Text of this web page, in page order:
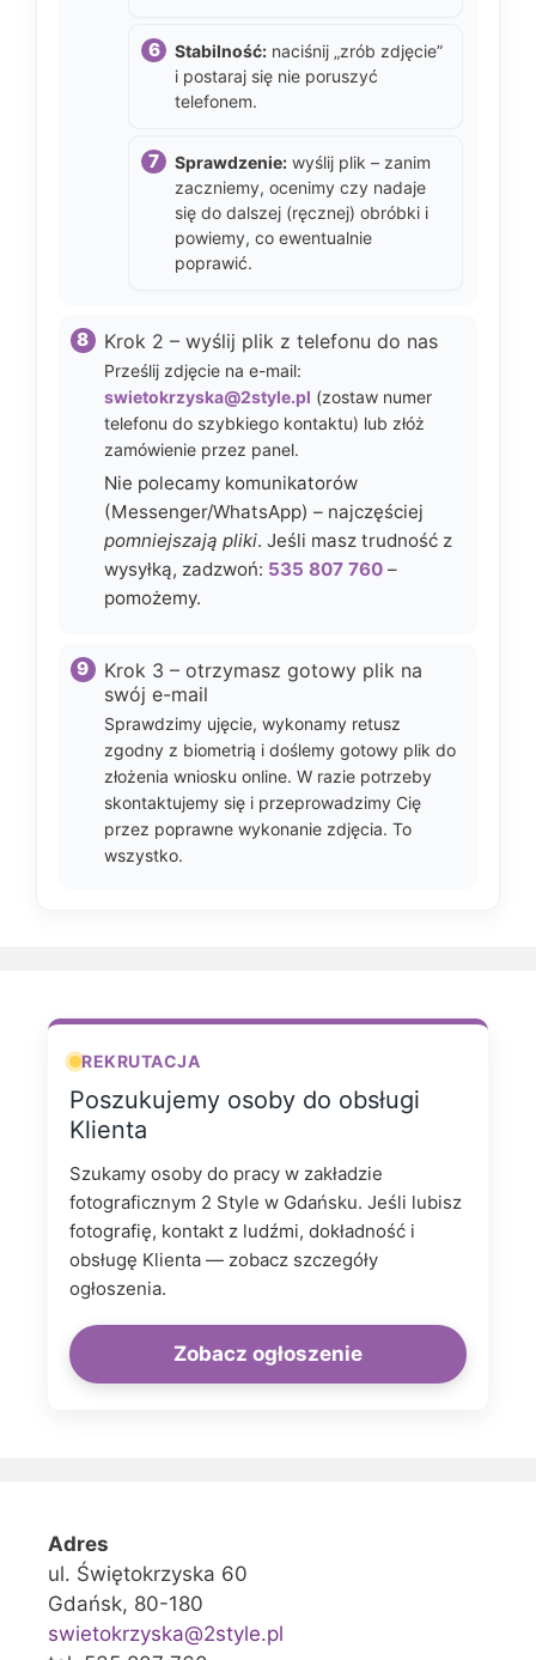
Stabilność: naciśnij „zrób zdjęcie”
i postaraj się nie poruszyć
telefonem.
Sprawdzenie: wyślij plik – zanim
zaczniemy, ocenimy czy nadaje
się do dalszej (ręcznej) obróbki i
powiemy, co ewentualnie
poprawić.
Krok 2 – wyślij plik z telefonu do nas
Prześlij zdjęcie na e-mail:
swietokrzyska@2style.pl (zostaw numer
telefonu do szybkiego kontaktu) lub złóż
zamówienie przez panel.
Nie polecamy komunikatorów
(Messenger/WhatsApp) – najczęściej
pomniejszają pliki. Jeśli masz trudność z
wysyłką, zadzwoń: 535 807 760–
pomożemy.
Krok 3 – otrzymasz gotowy plik na
swój e-mail
Sprawdzimy ujęcie, wykonamy retusz
zgodny z biometrią i doślemy gotowy plik do
złożenia wniosku online. W razie potrzeby
skontaktujemy się i przeprowadzimy Cię
przez poprawne wykonanie zdjęcia. To
wszystko.
REKRUTACJA
Poszukujemy osoby do obsługi
Klienta
Szukamy osoby do pracy w zakładzie
fotograficznym 2 Style w Gdańsku. Jeśli lubisz
fotografię, kontakt z ludźmi, dokładność i
obsługę Klienta — zobacz szczegóły
ogłoszenia.
Zobacz ogłoszenie
Adres
ul. Świętokrzyska 60
Gdańsk, 80-180
swietokrzyska@2style.pl